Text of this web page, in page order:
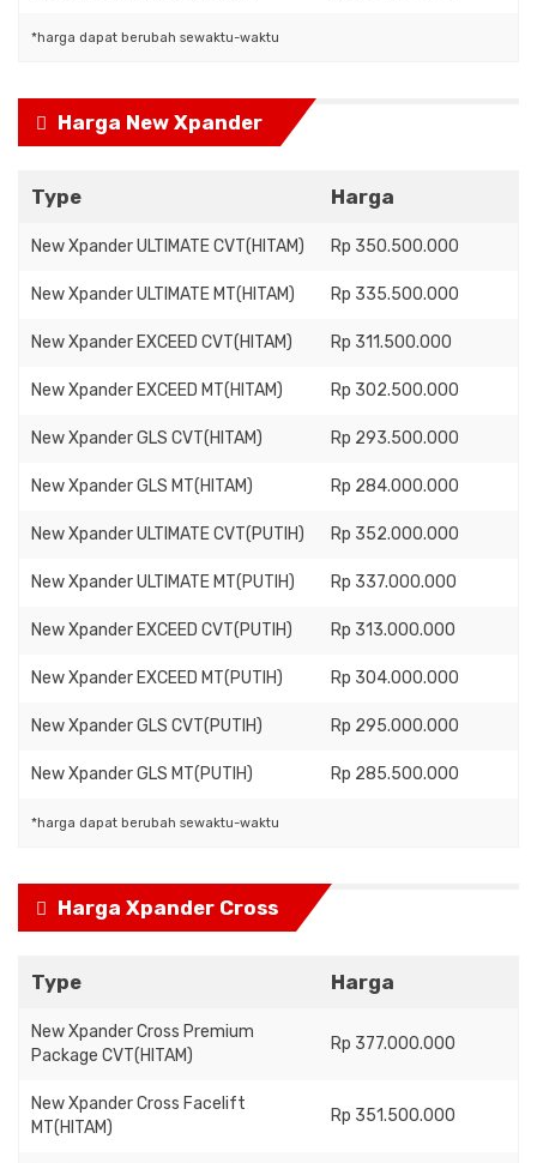
*harga dapat berubah sewaktu-waktu
Harga New Xpander
Type Harga
New Xpander ULTIMATE CVT(HITAM) Rp 350.500.000
New Xpander ULTIMATE MT(HITAM) Rp 335.500.000
New Xpander EXCEED CVT(HITAM) Rp 311.500.000
New Xpander EXCEED MT(HITAM) Rp 302.500.000
New Xpander GLS CVT(HITAM) Rp 293.500.000
New Xpander GLS MT(HITAM) Rp 284.000.000
New Xpander ULTIMATE CVT(PUTIH) Rp 352.000.000
New Xpander ULTIMATE MT(PUTIH) Rp 337.000.000
New Xpander EXCEED CVT(PUTIH) Rp 313.000.000
New Xpander EXCEED MT(PUTIH) Rp 304.000.000
New Xpander GLS CVT(PUTIH) Rp 295.000.000
New Xpander GLS MT(PUTIH) Rp 285.500.000
*harga dapat berubah sewaktu-waktu
Harga Xpander Cross
Type Harga
New Xpander Cross Premium
Package CVT(HITAM)
Rp 377.000.000
New Xpander Cross Facelift
MT(HITAM)
Rp 351.500.000